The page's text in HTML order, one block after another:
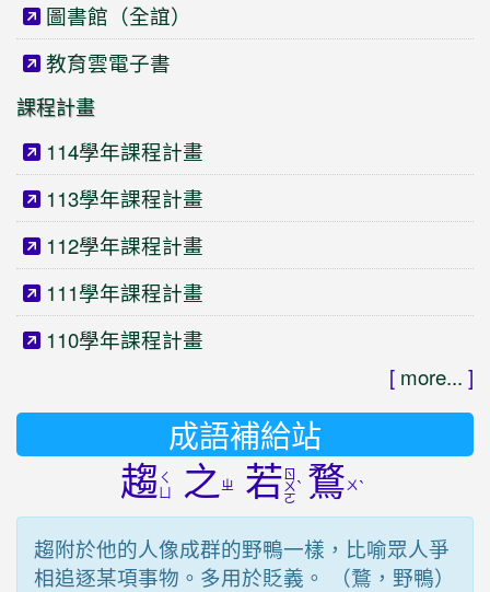
圖書館（全誼）
教育雲電子書
課程計畫
114學年課程計畫
113學年課程計畫
112學年課程計畫
111學年課程計畫
110學年課程計畫
[ more... ]
成語補給站
趨 ㄑ
ㄩ
之ㄓ 若ㄖ
ㄨ
ㄛ
ˋ 鶩ㄨˋ
趨附於他的人像成群的野鴨一樣，比喻眾人爭
相追逐某項事物。多用於貶義。 （鶩，野鴨）